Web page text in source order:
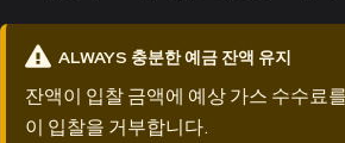
ALWAYS 충분한 예금 잔액 유지
잔액이 입찰 금액에 예상 가스 수수료
이 입찰을 거부합니다.